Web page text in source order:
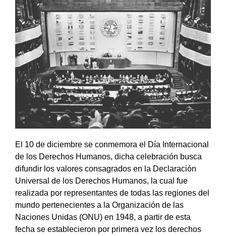
El 10 de diciembre se conmemora el Día Internacional
de los Derechos Humanos, dicha celebración busca
difundir los valores consagrados en la Declaración
Universal de los Derechos Humanos, la cual fue
realizada por representantes de todas las regiones del
mundo pertenecientes a la Organización de las
Naciones Unidas (ONU) en 1948, a partir de esta
fecha se establecieron por primera vez los derechos